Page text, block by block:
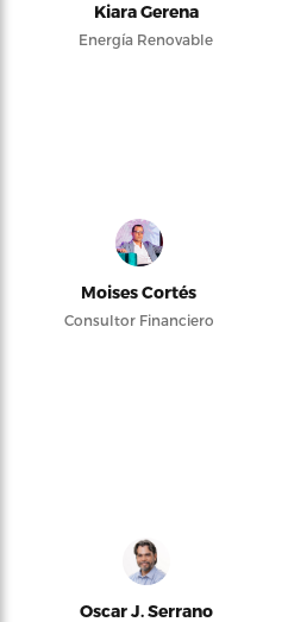
Kiara Gerena
Energía Renovable
Moises Cortés
Consultor Financiero
Oscar J. Serrano